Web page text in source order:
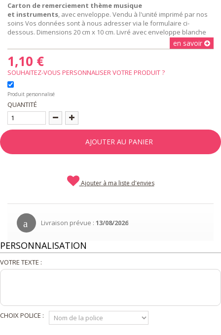
Carton de remerciement thème musique
et instruments , avec enveloppe. Vendu à l'unité imprimé par nos
soins Vos données sont à nous adresser via le formulaire ci-
dessous. Dimensions 20 cm x 10 cm. Livré avec enveloppe blanche
en savoir
1,10 €
Produit personnalisé
QUANTITÉ
AJOUTER AU PANIER
Ajouter à ma liste d'envies
Livraison prévue : 13/08/2026
PERSONNALISATION
VOTRE TEXTE :
CHOIX POLICE :